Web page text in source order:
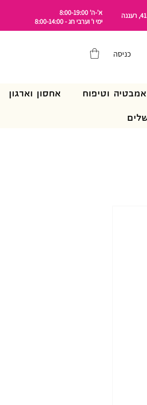
א'-ה' 8:00-19:00
ימי ו' וערבי חג - 8:00-14:00
כניסה
אמבטיה וטיפוח אחסון וארגון